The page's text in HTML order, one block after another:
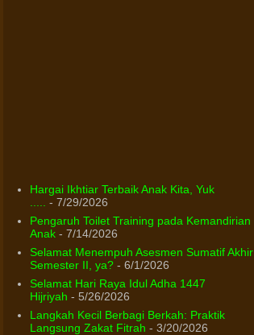
Hargai Ikhtiar Terbaik Anak Kita, Yuk
- 7/29/2026
Pengaruh Toilet Training pada Kemandirian
Anak- 7/14/2026
Selamat Menempuh Asesmen Sumatif Akhir
Semester II, ya?- 6/1/2026
Selamat Hari Raya Idul Adha 1447
Hijriyah - 5/26/2026
Langkah Kecil Berbagi Berkah: Praktik
Langsung Zakat Fitrah - 3/20/2026